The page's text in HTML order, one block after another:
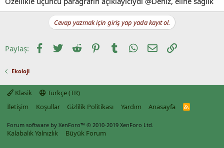
Cevap yazmak için giriş yap yada kayıt ol.
Paylaş: Facebook
TwitterReddit PinterestTumblrWhatsApp
E-postaLink
Ekoloji
Klasik
Türkçe (TR)
İletişim
Koşullar Gizlilik Politikası Yardım Anasayfa
R
Forum software by XenForo™ © 2010-2019 XenForo Ltd.
Kalabalık Yalnızlık Büyük Forum